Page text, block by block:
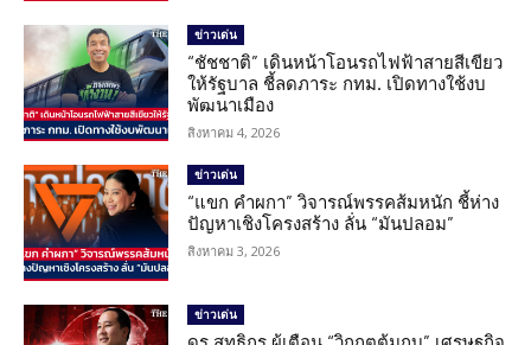
ข่าวเด่น
“ชัชชาติ” เดินหน้าโอนรถไฟฟ้าสายสีเขียว
ให้รัฐบาล ชี้ลดภาระ กทม. เปิดทางใช้งบ
พัฒนาเมือง
สิงหาคม 4, 2026
ข่าวเด่น
“แขก คำผกา” วิจารณ์พรรคส้มหนัก ชี้ห่าง
ปัญหาเชิงโครงสร้าง ลั่น “มันปลอม”
สิงหาคม 3, 2026
ข่าวเด่น